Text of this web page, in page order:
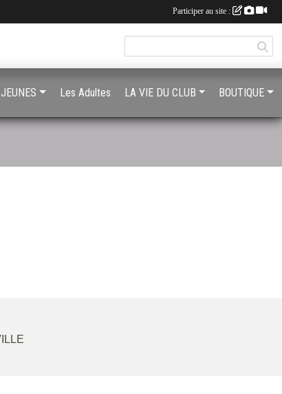
Les Adultes LA VIE DU CLUB BOUTIQUE
Participer au site :